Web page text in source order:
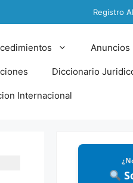
Registro
Anuncios
Diccionario
Internacional